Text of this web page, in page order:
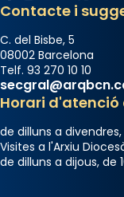
Semproniana,
Acompanyant
partir de
que les
Semproniana
eterna”) són
frare Joan
que les santes
Mataró en
Contacte i
C. del Bisbe, 5
08002 Barcelona
Telf. 93 270 10 10
Horari d'atenció
de dilluns a divendres,
Visites a l'Arxiu
de dilluns a dijous, de